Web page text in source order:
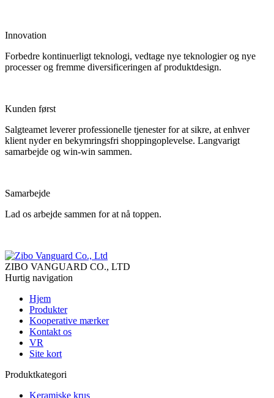
Innovation
Forbedre kontinuerligt teknologi, vedtage nye teknologier og nye
processer og fremme diversificeringen af ​​produktdesign.
Kunden først
Salgteamet leverer professionelle tjenester for at sikre, at enhver
klient nyder en bekymringsfri shoppingoplevelse. Langvarigt
samarbejde og win-win sammen.
Samarbejde
Lad os arbejde sammen for at nå toppen.
ZIBO VANGUARD CO., LTD
Hurtig navigation
Hjem
Produkter
Kooperative mærker
Kontakt os
VR
Site kort
Produktkategori
Keramiske krus